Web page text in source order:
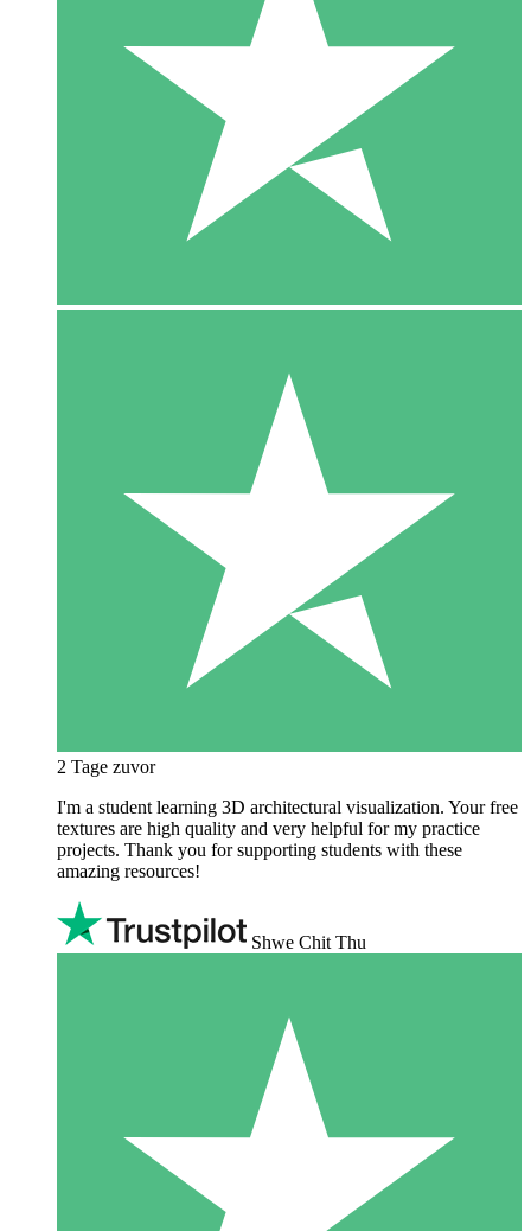
2 Tage zuvor
I'm a student learning 3D architectural visualization. Your free
textures are high quality and very helpful for my practice
projects. Thank you for supporting students with these
amazing resources!
Shwe Chit Thu